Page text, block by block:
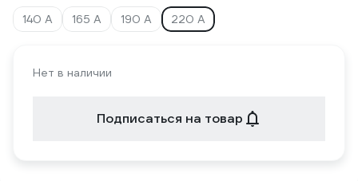
140 А
165 А 190 А 220 А
Нет в наличии
Подписаться на товар